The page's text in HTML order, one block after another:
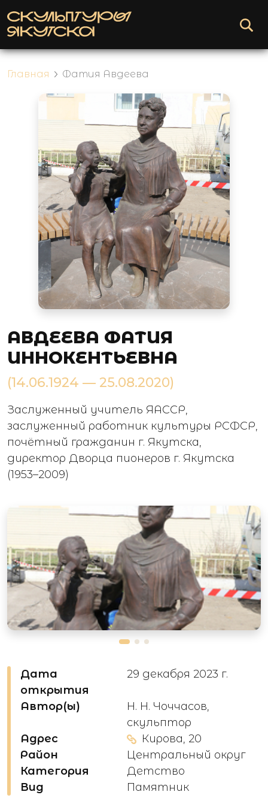
Главная Фатия Авдеева
АВДЕЕВА ФАТИЯ
ИННОКЕНТЬЕВНА
(14.06.1924 — 25.08.2020)
Заслуженный учитель ЯАССР,
заслуженный работник культуры РСФСР,
почётный гражданин г. Якутска,
директор Дворца пионеров г. Якутска
(1953–2009)
Дата
открытия
29 декабря 2023 г.
Автор(ы)
Н. Н. Чоччасов,
скульптор
Адрес
Кирова, 20
Район
Центральный округ
Категория
Детство
Вид
Памятник